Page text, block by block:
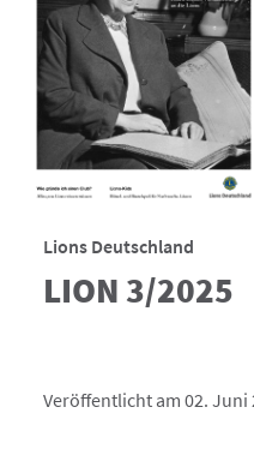
Lions Deutschland
LION 3/2025
Veröffentlicht am 02. Juni